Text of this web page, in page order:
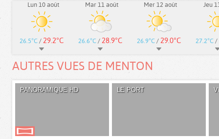
Lun 10 août
26.5°C / 29.2°C
Mar 11 août
26.6°C / 28.9°C
Mer 12 août
26.9°C / 29.0°C
Jeu
27.2°C /
AUTRES VUES DE MENTON
PANORAMIQUE HD LE PORT